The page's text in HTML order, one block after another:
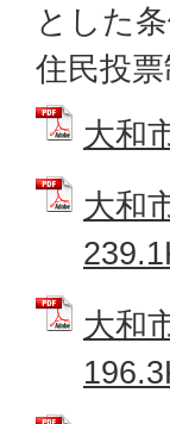
とした
住民投
大和
大和
大和